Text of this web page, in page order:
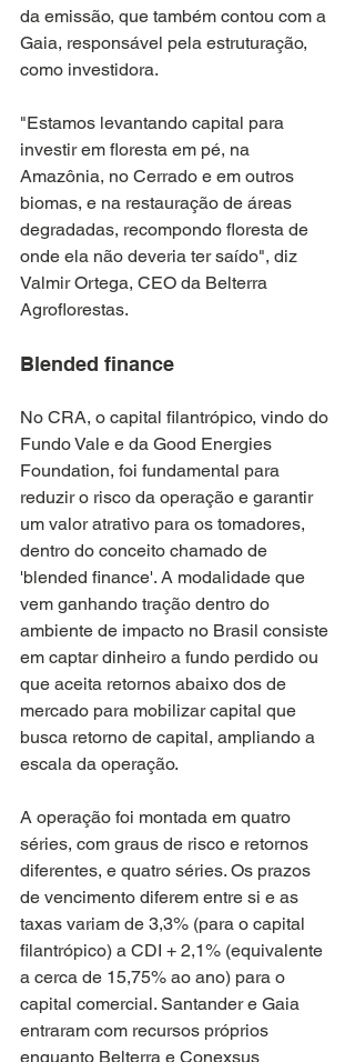
da emissão, que também contou com a
Gaia, responsável pela estruturação,
como investidora.
"Estamos levantando capital para
investir em floresta em pé, na
Amazônia, no Cerrado e em outros
biomas, e na restauração de áreas
degradadas, recompondo floresta de
onde ela não deveria ter saído", diz
Valmir Ortega, CEO da Belterra
Agroflorestas.
Blended finance
No CRA, o capital filantrópico, vindo do
Fundo Vale e da Good Energies
Foundation, foi fundamental para
reduzir o risco da operação e garantir
um valor atrativo para os tomadores,
dentro do conceito chamado de
'blended finance'. A modalidade que
vem ganhando tração dentro do
ambiente de impacto no Brasil consiste
em captar dinheiro a fundo perdido ou
que aceita retornos abaixo dos de
mercado para mobilizar capital que
busca retorno de capital, ampliando a
escala da operação.
A operação foi montada em quatro
séries, com graus de risco e retornos
diferentes, e quatro séries. Os prazos
de vencimento diferem entre si e as
taxas variam de 3,3% (para o capital
filantrópico) a CDI + 2,1% (equivalente
a cerca de 15,75% ao ano) para o
capital comercial. Santander e Gaia
entraram com recursos próprios
enquanto Belterra e Conexsus